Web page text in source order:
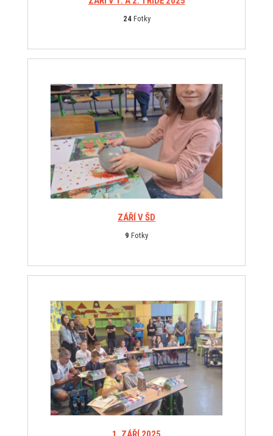
24Fotky
ZÁŘÍ V ŠD
9 Fotky